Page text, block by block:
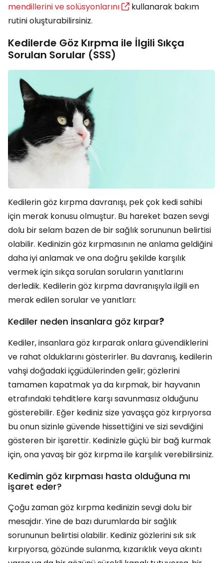
mendillerini ve solüsyonlarını
kullanarak bakım
rutini oluşturabilirsiniz.
Kedilerde Göz Kırpma ile İlgili Sıkça
Sorulan Sorular (SSS)
Kedilerin göz kırpma davranışı, pek çok kedi sahibi
için merak konusu olmuştur. Bu hareket bazen sevgi
dolu bir selam bazen de bir sağlık sorununun belirtisi
olabilir. Kedinizin göz kırpmasının ne anlama geldiğini
daha iyi anlamak ve ona doğru şekilde karşılık
vermek için sıkça sorulan soruların yanıtlarını
derledik. Kedilerin göz kırpma davranışıyla ilgili en
merak edilen sorular ve yanıtları:
Kediler neden insanlara göz kırpar?
Kediler, insanlara göz kırparak onlara güvendiklerini
ve rahat olduklarını gösterirler. Bu davranış, kedilerin
vahşi doğadaki içgüdülerinden gelir; gözlerini
tamamen kapatmak ya da kırpmak, bir hayvanın
etrafındaki tehditlere karşı savunmasız olduğunu
gösterebilir. Eğer kediniz size yavaşça göz kırpıyorsa
bu onun sizinle güvende hissettiğini ve sizi sevdiğini
gösteren bir işarettir. Kedinizle güçlü bir bağ kurmak
için, ona yavaş bir göz kırpma ile karşılık verebilirsiniz.
Kedimin göz kırpması hasta olduğuna mı
işaret eder?
Çoğu zaman göz kırpma kedinizin sevgi dolu bir
mesajdır. Yine de bazı durumlarda bir sağlık
sorununun belirtisi olabilir. Kediniz gözlerini sık sık
kırpıyorsa, gözünde sulanma, kızarıklık veya akıntı